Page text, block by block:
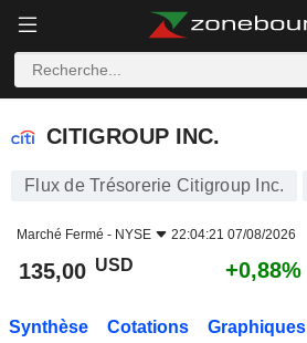
CITIGROUP INC.
CITIGROUP INC.
Flux de Trésorerie Citigroup Inc.
Marché Fermé - NYSE 22:04:21 07/08/2026
135,00 USD +0,88%
Synthèse Cotations Graphiques